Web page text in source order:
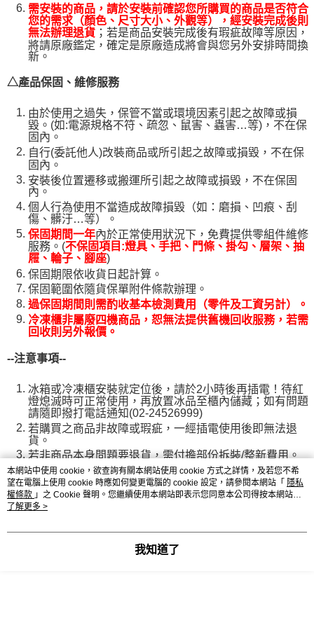
需安裝的商品，請於安裝前確認您所購買的商品是否符合
您的需求（顏色、尺寸大小、外觀等），經安裝完成後則
無法辦理退貨 ；若是商品安裝完成後有瑕疵故障等原因，
將請原廠鑑定，確定是原廠造成將會與您另外安排時間換
新。
△產品保固、維修服務
由於使用之過失，保管不當或環境因素引起之故障或損
毀。(如:電源規格不符、疏忽、鼠害、蟲害…等)，不在保
固內。
自行(委託他人)改裝商品或所引起之故障或損毀，不在保
固內。
安裝後位置遷移或搬運所引起之故障或損毀，不在保固
內。
個人行為使用不當造成故障損毀（如：磨損、凹痕、刮
傷、髒汙…等）。
保固期間一年內於正常使用狀況下，免費提供零組件維修
服務。(不保固項目:燈具、手把、門條、掛勾、層架、抽
屜、輪子、腳座)
保固期限依收貨日起計算。
保固範圍依隨貨保單附件條款辦理。
過保固期間則需酌收基本檢測費用（零件及工資另計）。
冷凍櫃非屬廢四機商品，恕無法提供舊機回收服務，若需
回收則另外報價。
--注意事項--
冰箱或冷凍櫃安裝就定位後，請於2小時後再插電！待紅
燈熄滅時可正常使用，再放置冰品至櫃內儲藏；如有問題
請隨即撥打電話通知(02-24526999)
若購買之商品非故障或瑕疵，一經插電使用後即無法退
貨。
若非商品本身問題要退貨，需付擔部份拆裝/整新費用。
購買時請確認商品大小與裝機尺寸，到府安裝後如因與放
置地方規格不符導致無法安運安裝，必須支付師傅500元
空趟費。
如須改門方向、更換溫控等其他服務請事先來電詢問額外
析等原因，圖片的顏色顯示可能會有些許差異，若有變動
本網站中使用 cookie，欲查詢有關本網站使用 cookie 方式之詳情，及若您不希
望在電腦上使用 cookie 時應如何變更電腦的 cookie 設定，請參閱本網站「 隱私
權條款 」之 Cookie 聲明。您繼續使用本網站即表示您同意本公司得按本網站使
用條款之 Cookie 聲明使用 cookie。
了解更多 >
我知道了